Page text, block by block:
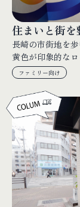
住まいと街
長崎の市街地を
黄色が印象的な
ファミリー向け